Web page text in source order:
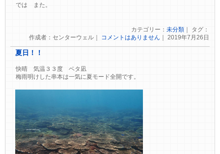
では また。
カテゴリー： 未分類｜ タグ：
作成者：センターウェル｜ コメントはありません ｜ 2019年7月26日
夏日！！
快晴 気温３３度 ベタ凪
梅雨明けした串本は一気に夏モード全開です。